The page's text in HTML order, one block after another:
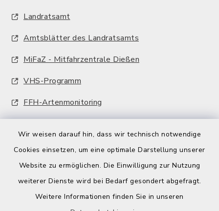
Wir weisen darauf hin, dass wir technisch notwendige
Cookies einsetzen, um eine optimale Darstellung unserer
Website zu ermöglichen. Die Einwilligung zur Nutzung
weiterer Dienste wird bei Bedarf gesondert abgefragt.
Weitere Informationen finden Sie in unseren
Landratsamt
Amtsblätter des Landratsamts
MiFaZ - Mitfahrzentrale Dießen
VHS-Programm
FFH-Artenmonitoring
Barrierefreiheit